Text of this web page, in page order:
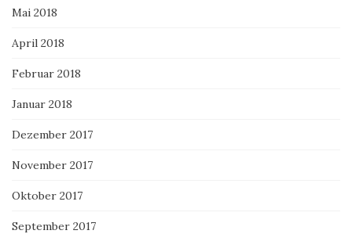
Mai 2018
April 2018
Februar 2018
Januar 2018
Dezember 2017
November 2017
Oktober 2017
September 2017